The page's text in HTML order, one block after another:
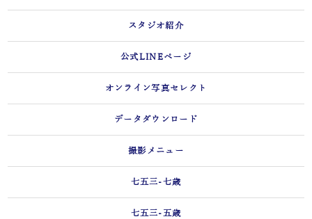
スタジオ紹介
公式LINEページ
オンライン写真セレクト
データダウンロード
撮影メニュー
七五三-七歳
七五三-五歳